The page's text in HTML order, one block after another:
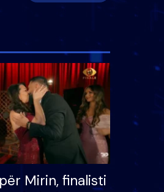
Mirin, finalisti